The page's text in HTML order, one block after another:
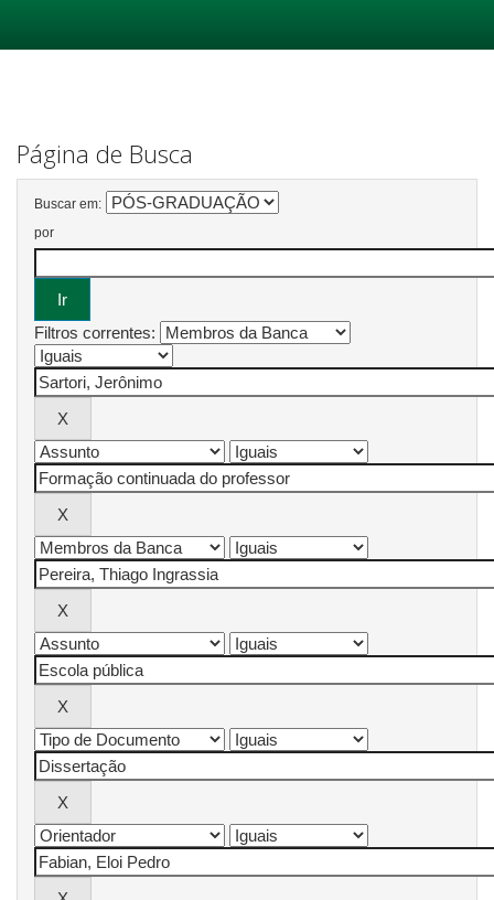
Página de Busca
Buscar em:
por
Filtros correntes: